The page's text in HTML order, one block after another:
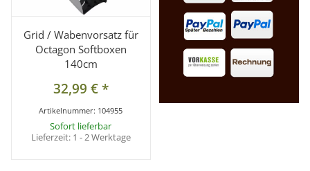
Grid / Wabenvorsatz für
Octagon Softboxen
140cm
32,99 €*
Artikelnummer: 104955
Sofort lieferbar
Lieferzeit: 1 - 2 Werktage